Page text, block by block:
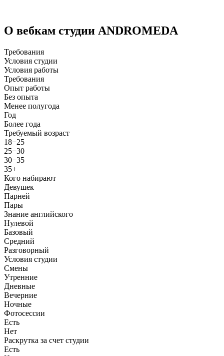
О вебкам студии ANDROMEDA
Требования
Условия студии
Условия работы
Требования
Опыт работы
Без опыта
Менее полугода
Год
Более года
Требуемый возраст
18−25
25−30
30−35
35+
Кого набирают
Девушек
Парней
Пары
Знание английского
Нулевой
Базовый
Средний
Разговорный
Условия студии
Смены
Утренние
Дневные
Вечерние
Ночные
Фотосессии
Есть
Нет
Раскрутка за счет студии
Есть